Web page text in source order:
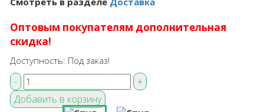
Оптовым покупателям дополнительная
скидка!
Доступность: Под заказ!